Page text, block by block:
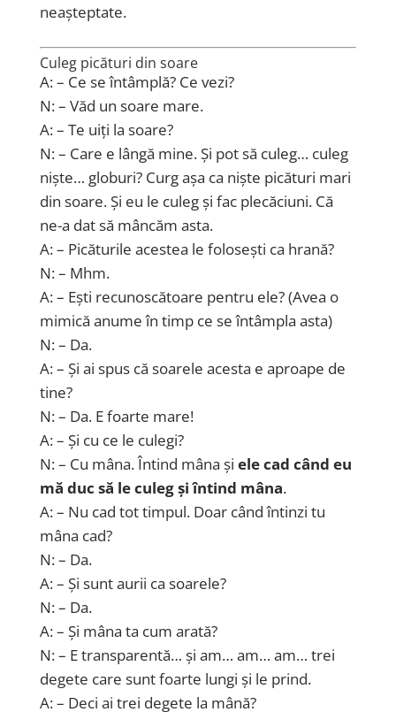
neașteptate.
Culeg picături din soare
A: – Ce se întâmplă? Ce vezi?
N: – Văd un soare mare.
A: – Te uiți la soare?
N: – Care e lângă mine. Și pot să culeg… culeg
niște… globuri? Curg așa ca niște picături mari
din soare. Și eu le culeg și fac plecăciuni. Că
ne-a dat să mâncăm asta.
A: – Picăturile acestea le folosești ca hrană?
N: – Mhm.
A: – Ești recunoscătoare pentru ele? (Avea o
mimică anume în timp ce se întâmpla asta)
N: – Da.
A: – Și ai spus că soarele acesta e aproape de
tine?
N: – Da. E foarte mare!
A: – Și cu ce le culegi?
N: – Cu mâna. Întind mâna și ele cad când eu
mă duc să le culeg și întind mâna.
A: – Nu cad tot timpul. Doar când întinzi tu
mâna cad?
N: – Da.
A: – Și sunt aurii ca soarele?
N: – Da.
A: – Și mâna ta cum arată?
N: – E transparentă… și am… am… am… trei
degete care sunt foarte lungi și le prind.
A: – Deci ai trei degete la mână?